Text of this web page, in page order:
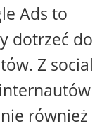
Ads to
dotrzeć do
Z social
również